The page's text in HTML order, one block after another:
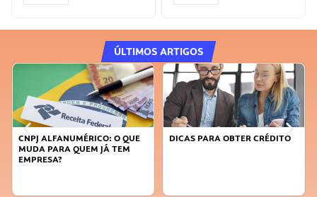
ÚLTIMOS ARTIGOS
CNPJ ALFANUMÉRICO: O QUE
MUDA PARA QUEM JÁ TEM
EMPRESA?
DICAS PARA OBTER CRÉDITO